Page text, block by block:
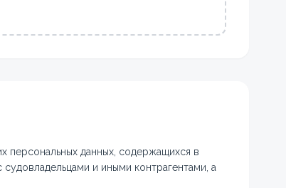
персональных данных, содержащихся в
и иными контрагентами, а